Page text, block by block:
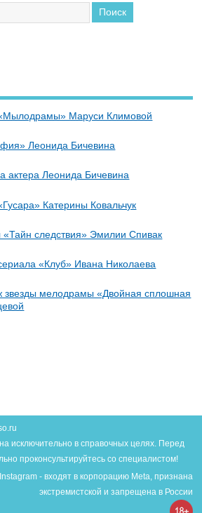
Маруси Климовой
Леонида Бичевина
актера Леонида Бичевина
Катерины Ковальчук
следствия» Эмилии Спивак
«Клуб» Ивана Николаева
звезды мелодрамы «Двойная сплошная
исключительно в справочных целях. Перед
проконсультируйтесь со специалистом!
- входят в корпорацию Meta, признана
экстремистской и запрещена в России